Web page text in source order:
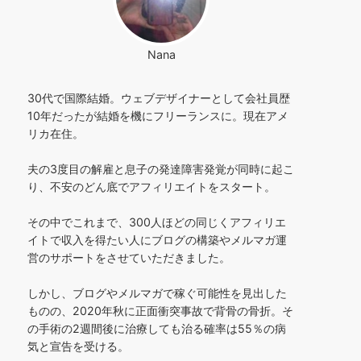
Nana
30代で国際結婚。ウェブデザイナーとして会社員歴
10年だったが結婚を機にフリーランスに。現在アメ
リカ在住。
夫の3度目の解雇と息子の発達障害発覚が同時に起こ
り、不安のどん底でアフィリエイトをスタート。
その中でこれまで、300人ほどの同じくアフィリエ
イトで収入を得たい人にブログの構築やメルマガ運
営のサポートをさせていただきました。
しかし、ブログやメルマガで稼ぐ可能性を見出した
ものの、2020年秋に正面衝突事故で背骨の骨折。そ
の手術の2週間後に治療しても治る確率は55％の病
気と宣告を受ける。